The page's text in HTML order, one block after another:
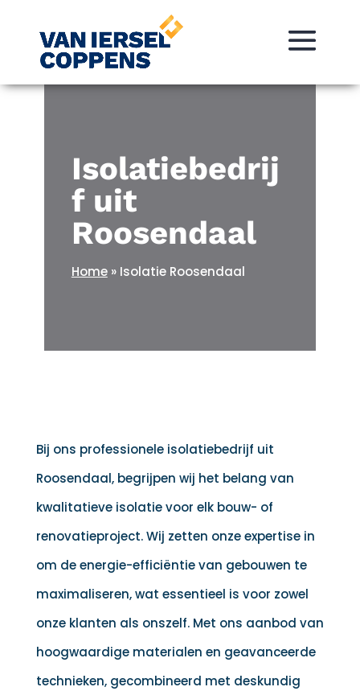
Isolatiebedrij
f uit
Roosendaal
Home» Isolatie Roosendaal
Bij ons professionele isolatiebedrijf uit
Roosendaal, begrijpen wij het belang van
kwalitatieve isolatie voor elk bouw- of
renovatieproject. Wij zetten onze expertise in
om de energie-efficiëntie van gebouwen te
maximaliseren, wat essentieel is voor zowel
onze klanten als onszelf. Met ons aanbod van
hoogwaardige materialen en geavanceerde
technieken, gecombineerd met deskundig